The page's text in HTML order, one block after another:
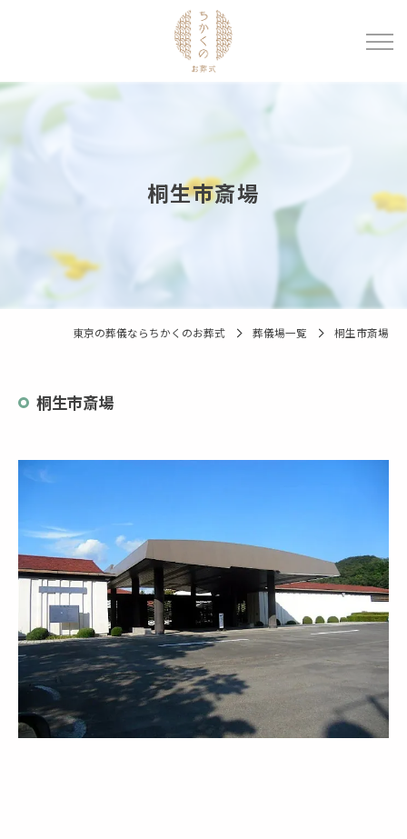
桐生市斎場
東京の葬儀ならちかくのお葬式 葬儀場一覧 桐生市斎場
桐生市斎場